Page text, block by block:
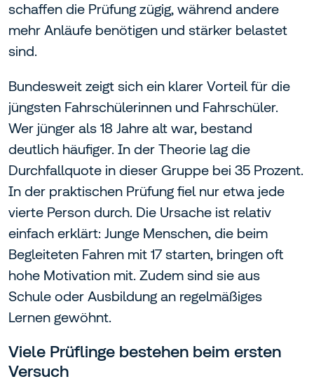
schaffen die Prüfung zügig, während andere
mehr Anläufe benötigen und stärker belastet
sind.
Bundesweit zeigt sich ein klarer Vorteil für die
jüngsten Fahrschülerinnen und Fahrschüler.
Wer jünger als 18 Jahre alt war, bestand
deutlich häufiger. In der Theorie lag die
Durchfallquote in dieser Gruppe bei 35 Prozent.
In der praktischen Prüfung fiel nur etwa jede
vierte Person durch. Die Ursache ist relativ
einfach erklärt: Junge Menschen, die beim
Begleiteten Fahren mit 17 starten, bringen oft
hohe Motivation mit. Zudem sind sie aus
Schule oder Ausbildung an regelmäßiges
Lernen gewöhnt.
Viele Prüflinge bestehen beim ersten
Versuch